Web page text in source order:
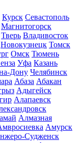
Курск Севастополь
Магнитогорск
Тверь Владивосток
Новокузнецк Томск
Омск Тюмень
Уфа Казань
Дону Челябинск
Абаза Абакан
Адыгейск
Алапаевск
Алмазная
Амурск
Судженск